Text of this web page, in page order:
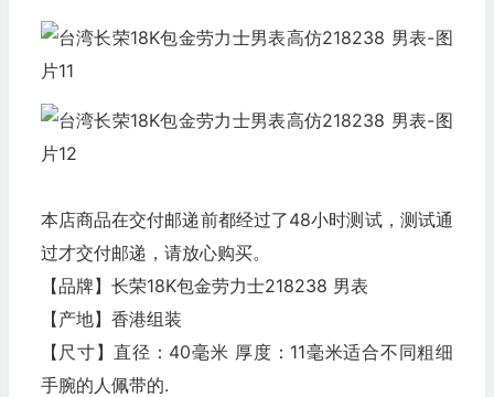
本店商品在交付邮递前都经过了48小时测试，测试通
过才交付邮递，请放心购买。
【品牌】长荣18K包金劳力士218238 男表
【产地】香港组装
【尺寸】直径：40毫米 厚度：11毫米适合不同粗细
手腕的人佩带的.